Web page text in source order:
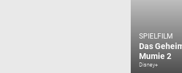
SPIELFILM
Das
Mumie 2
Disney+